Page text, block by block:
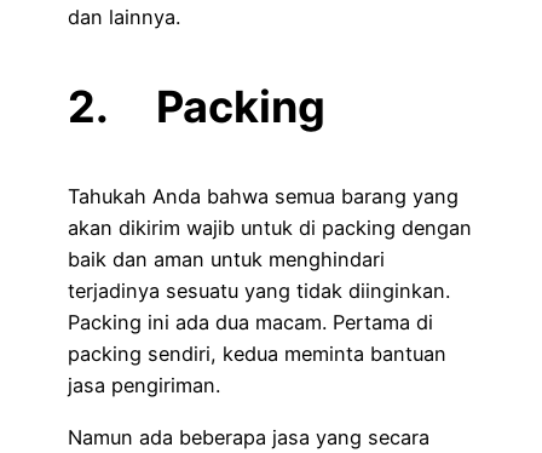
dan lainnya.
2. Packing
Tahukah Anda bahwa semua barang yang
akan dikirim wajib untuk di packing dengan
baik dan aman untuk menghindari
terjadinya sesuatu yang tidak diinginkan.
Packing ini ada dua macam. Pertama di
packing sendiri, kedua meminta bantuan
jasa pengiriman.
Namun ada beberapa jasa yang secara